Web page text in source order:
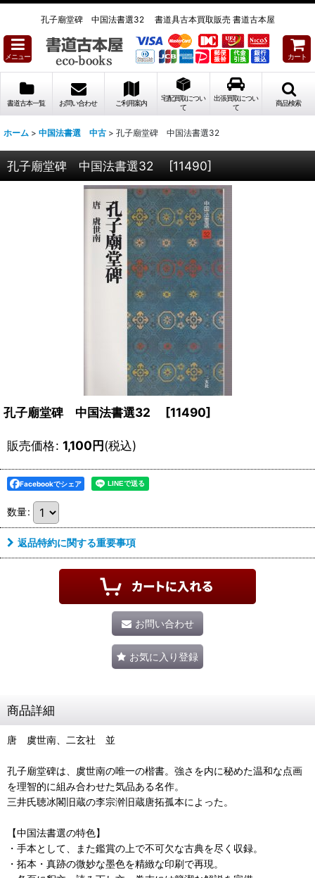
孔子廟堂碑 中国法書選32 書道具古本買取販売 書道古本屋
メニュー カート
書道古本一覧 お問い合わせ ご利用案内
宅配買取につい
て
出張買取につい
て
商品検索
ホーム > 中国法書選 中古 > 孔子廟堂碑 中国法書選32
孔子廟堂碑 中国法書選32 [11490]
孔子廟堂碑 中国法書選32 [11490]
販売価格: 1,100円(税込)
Facebookでシェア
数量:
返品特約に関する重要事項
お問い合わせ
お気に入り登録
商品詳細
唐 虞世南、二玄社 並
孔子廟堂碑は、虞世南の唯一の楷書。強さを内に秘めた温和な点画
を理智的に組み合わせた気品ある名作。
三井氏聴冰閣旧蔵の李宗澣旧蔵唐拓孤本によった。
【中国法書選の特色】
・手本として、また鑑賞の上で不可欠な古典を尽く収録。
・拓本・真跡の微妙な墨色を精緻な印刷で再現。